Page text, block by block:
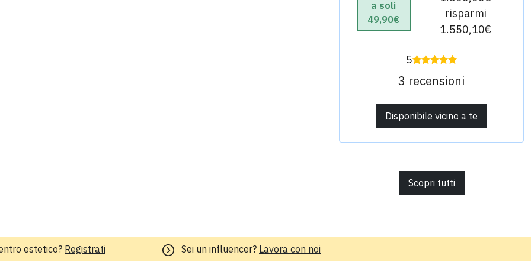
a soli
49,90€
risparmi
1.550,10€
5
3 recensioni
Disponibile vicino a te
Scopri tutti
estetico? Registrati Sei un influencer? Lavora con noi